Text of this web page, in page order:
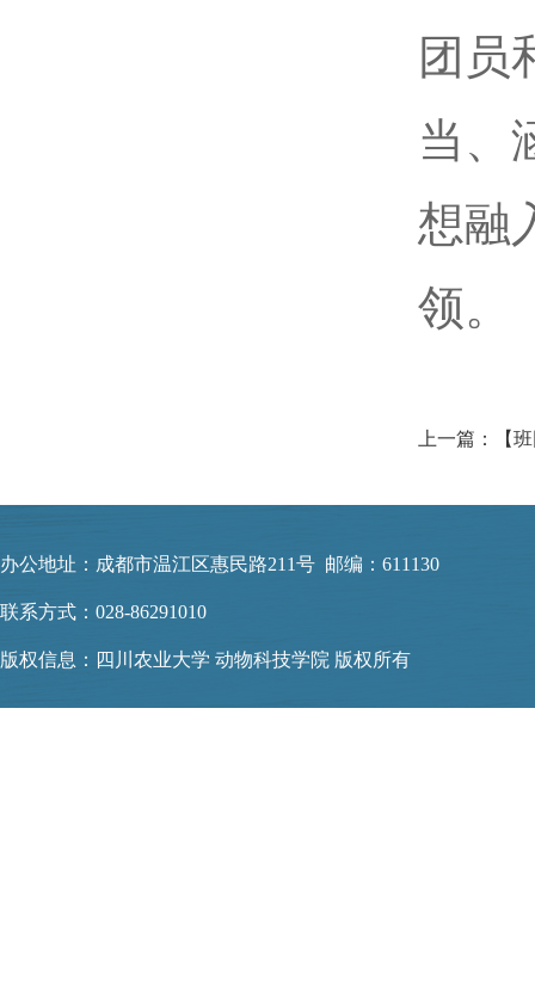
团员
当、
想融
领。
办公地址：成都市温江区惠民路211号 邮编：611130
联系方式：028-86291010
版权信息：四川农业大学 动物科技学院 版权所有